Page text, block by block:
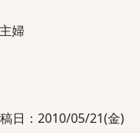
婦
日：2010/05/21(金)